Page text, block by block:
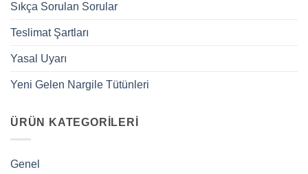
Sıkça Sorulan Sorular
Teslimat Şartları
Yasal Uyarı
Yeni Gelen Nargile Tütünleri
ÜRÜN KATEGORILERI
Genel